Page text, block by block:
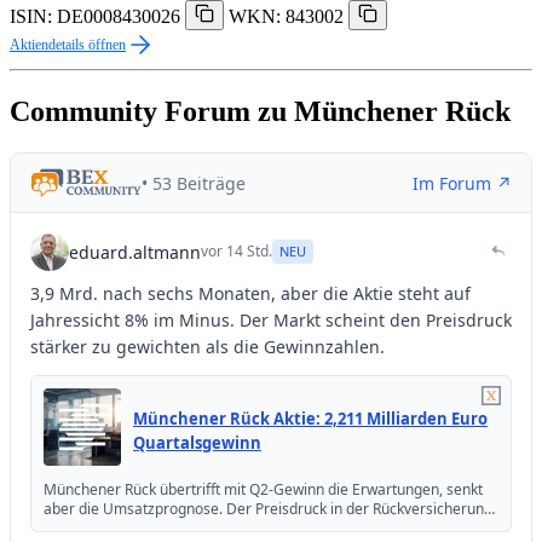
ISIN: DE0008430026
WKN: 843002
Aktiendetails öffnen
Community Forum zu Münchener Rück